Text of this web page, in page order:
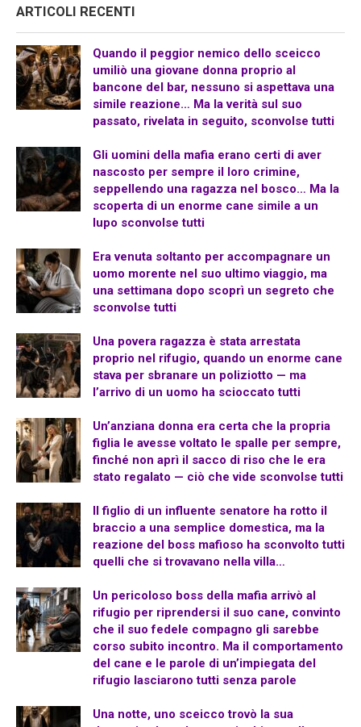
ARTICOLI RECENTI
Quando il peggior nemico dello sceicco
umiliò una giovane donna proprio al
bancone del bar, nessuno si aspettava una
simile reazione… Ma la verità sul suo
passato, rivelata in seguito, sconvolse tutti
Gli uomini della mafia erano certi di aver
nascosto per sempre il loro crimine,
seppellendo una ragazza nel bosco… Ma la
scoperta di un enorme cane simile a un
lupo sconvolse tutti
Era venuta soltanto per accompagnare un
uomo morente nel suo ultimo viaggio, ma
una settimana dopo scoprì un segreto che
sconvolse tutti
Una povera ragazza è stata arrestata
proprio nel rifugio, quando un enorme cane
stava per sbranare un poliziotto — ma
l’arrivo di un uomo ha scioccato tutti
Un’anziana donna era certa che la propria
figlia le avesse voltato le spalle per sempre,
finché non aprì il sacco di riso che le era
stato regalato — ciò che vide sconvolse tutti
Il figlio di un influente senatore ha rotto il
braccio a una semplice domestica, ma la
reazione del boss mafioso ha sconvolto tutti
quelli che si trovavano nella villa…
Un pericoloso boss della mafia arrivò al
rifugio per riprendersi il suo cane, convinto
che il suo fedele compagno gli sarebbe
corso subito incontro. Ma il comportamento
del cane e le parole di un’impiegata del
rifugio lasciarono tutti senza parole
Una notte, uno sceicco trovò la sua